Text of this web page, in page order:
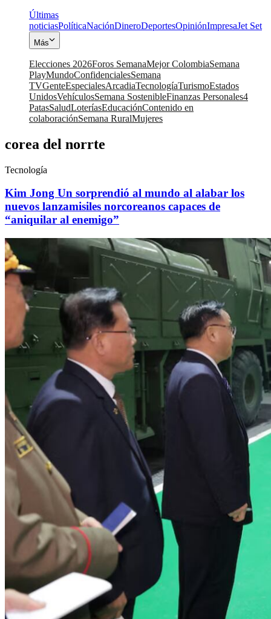
Últimas
noticiasPolíticaNaciónDineroDeportesOpiniónImpresaJet Set
Más
Elecciones 2026Foros SemanaMejor ColombiaSemana
PlayMundoConfidencialesSemana
TVGenteEspecialesArcadiaTecnologíaTurismoEstados
UnidosVehículosSemana SostenibleFinanzas Personales4
PatasSaludLoteríasEducaciónContenido en
colaboraciónSemana RuralMujeres
corea del norrte
Tecnología
Kim Jong Un sorprendió al mundo al alabar los
nuevos lanzamisiles norcoreanos capaces de
“aniquilar al enemigo”